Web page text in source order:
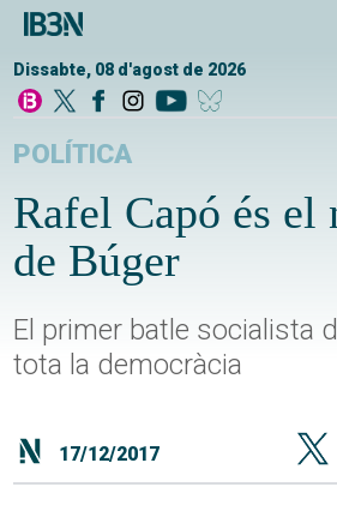
Dissabte, 08 d'agost de 2026
POLÍTICA
Rafel Capó és el
de Búger
El primer batle socialista
tota la democràcia
17/12/2017